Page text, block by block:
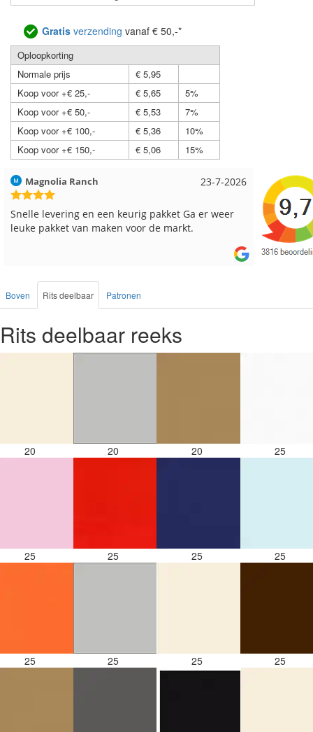
Gratis verzending vanaf € 50,-*
Oploopkorting
Normale prijs
€ 5,95
Koop voor +€ 25,-
€ 5,65
5%
Koop voor +€ 50,-
€ 5,53
7%
Koop voor +€ 100,-
€ 5,36
10%
Koop voor +€ 150,-
€ 5,06 15%
17-7-2026
Hilde uit Loyers
Reeds meerdere keren breigaren en breinaalden
besteld, altijd heel tevreden over de service.
Loes uit
Snelle
Boven Rits deelbaar Patronen
Rits deelbaar reeks
20 20 20 25
25 25 25 25
25 25 25 25